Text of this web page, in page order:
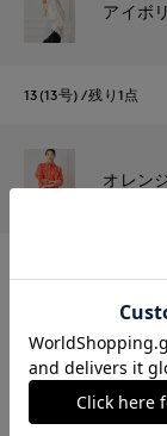
アイボ
13(13号) 残り1点
オレン
残りわずか